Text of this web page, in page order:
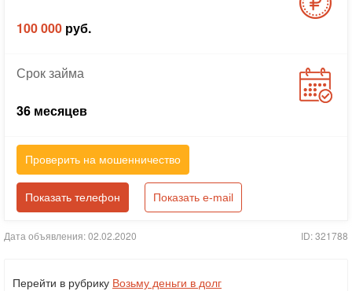
100 000 руб.
Срокзайма
36 месяцев
Проверить на мошенничество
Показать телефон Показать e-mail
Дата объявления: 02.02.2020 ID: 321788
Перейти в рубрику Возьму деньги в долг